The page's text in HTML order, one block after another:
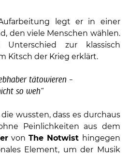
legt er in einer
den viele Menschen wählen.
zur klassisch
Kitsch der Krieg erklärt.
tätowieren –
so weh“
wussten, dass es durchaus
Peinlichkeiten aus dem
vonThe Notwist hingegen
Element, um der Musik